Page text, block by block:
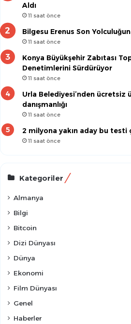
Aldı
11 saat önce
Bilgesu Erenus Son
11 saat önce
Konya Büyükşehir Zabıtası
Denetimlerini Sürdürüyor
11 saat önce
Urla Belediyesi’nden ücretsiz
danışmanlığı
11 saat önce
2 milyona yakın aday bu testi
11 saat önce
Kategoriler
Almanya
Bilgi
Bitcoin
Dizi Dünyası
Dünya
Ekonomi
Film Dünyası
Genel
Haberler